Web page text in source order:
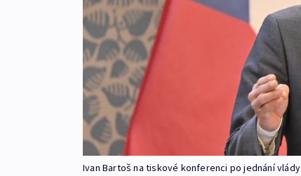
Ivan Bartoš na tiskové konferenci po jednání vlády